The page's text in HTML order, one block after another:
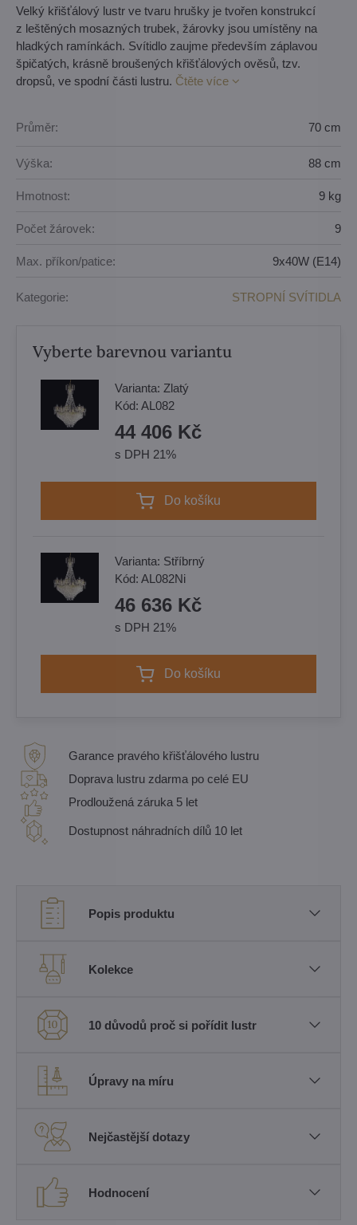
Velký křišťálový lustr ve tvaru hrušky je tvořen konstrukcí
z leštěných mosazných trubek, žárovky jsou umístěny na
hladkých ramínkách. Svítidlo zaujme především záplavou
špičatých, krásně broušených křišťálových ověsů, tzv.
dropsů, ve spodní části lustru. Čtěte více
Průměr: 70 cm
Výška: 88 cm
Hmotnost: 9 kg
Počet žárovek: 9
Max. příkon/patice: 9x40W (E14)
Kategorie: STROPNÍ SVÍTIDLA
Vyberte barevnou variantu
Varianta: Zlatý
Kód: AL082
44 406 Kč
s DPH 21%
Do košíku
Varianta: Stříbrný
Kód: AL082Ni
46 636 Kč
s DPH 21%
Do košíku
Garance pravého křišťálového lustru
Doprava lustru zdarma po celé EU
Prodloužená záruka 5 let
Dostupnost náhradních dílů 10 let
Popis produktu
Kolekce
10 důvodů proč si pořídit lustr
Úpravy na míru
Nejčastější dotazy
Hodnocení